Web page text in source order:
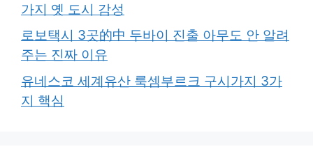
가지 옛 도시 감성
로보택시 3곳的中 두바이 진출 아무도 안 알려
주는 진짜 이유
유네스코 세계유산 룩셈부르크 구시가지 3가
지 핵심